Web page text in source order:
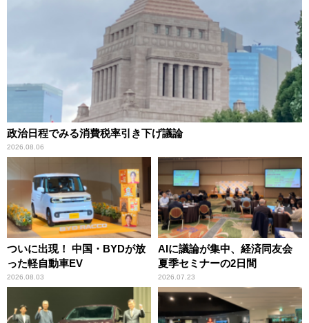
政治日程でみる消費税率引き下げ議論
2026.08.06
ついに出現！ 中国・BYDが放
った軽自動車EV
2026.08.03
AIに議論が集中、経済同友会
夏季セミナーの2日間
2026.07.23